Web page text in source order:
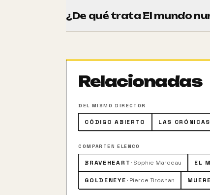
¿De qué trata El mundo
convierte en su guardaespaldas. Su
con una bala alojada en el cerebro
Relacionadas
DEL MISMO DIRECTOR
CÓDIGO ABIERTO LAS
COMPARTEN ELENCO
BRAVEHEART· Sophie Marceau EL
GOLDENEYE· Pierce Brosnan